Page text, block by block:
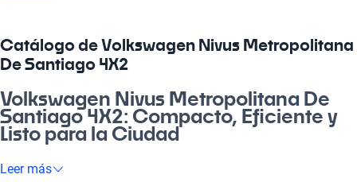
Catálogo de Volkswagen Nivus Metropolitana
De Santiago 4X2
Volkswagen Nivus Metropolitana De
Santiago 4X2: Compacto, Eficiente y
Listo para la Ciudad
¿Cachai la libertad de moverte por Santiago con estilo? El
Leer más